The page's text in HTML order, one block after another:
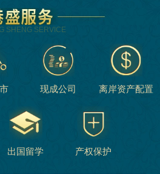
SHENG SERVICE
现成公司 离岸资产配置
出国留学 产权保护